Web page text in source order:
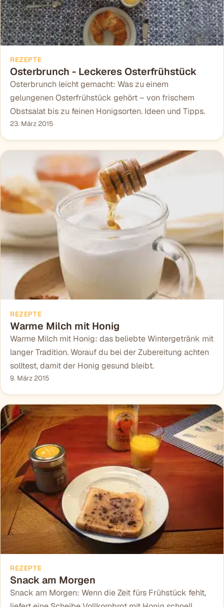
REZEPTE
Osterbrunch - Leckeres Osterfrühstück
Osterbrunch leicht gemacht: Was zu einem
gelungenen Osterfrühstück gehört – von frischem
Obstsalat bis zu feinen Honigsorten. Ideen und Tipps.
23. März 2015
REZEPTE
Warme Milch mit Honig
Warme Milch mit Honig: das beliebte Wintergetränk mit
langer Tradition. Worauf du bei der Zubereitung achten
solltest, damit der Honig gesund bleibt.
9. März 2015
REZEPTE
Snack am Morgen
Snack am Morgen: Wenn die Zeit fürs Frühstück fehlt,